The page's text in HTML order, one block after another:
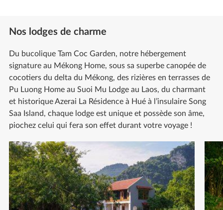
Nos lodges de charme
Du bucolique Tam Coc Garden, notre hébergement
signature au Mékong Home, sous sa superbe canopée de
cocotiers du delta du Mékong, des rizières en terrasses de
Pu Luong Home au Suoi Mu Lodge au Laos, du charmant
et historique Azerai La Résidence à Hué à l’insulaire Song
Saa Island, chaque lodge est unique et possède son âme,
piochez celui qui fera son effet durant votre voyage !